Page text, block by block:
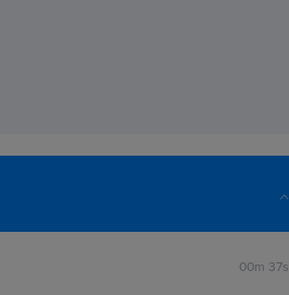
Funkcje takie jak Code Snippet
Ci też jak definiować własne
00m 37s